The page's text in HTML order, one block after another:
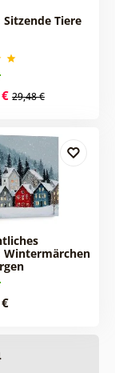
Tiere
29,48 €
Wintermärchen